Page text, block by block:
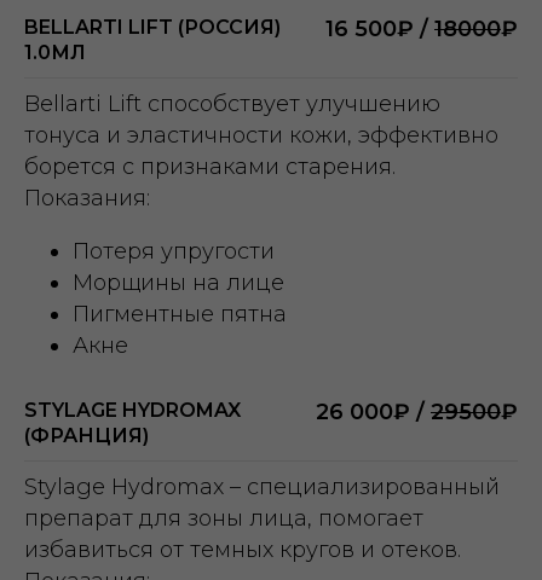
BELLARTI LIFT (РОССИЯ)
1.0МЛ
16 500₽ / 18000₽
Bellarti Lift способствует улучшению
тонуса и эластичности кожи, эффективно
борется с признаками старения.
Показания:
Потеря упругости
Морщины на лице
Пигментные пятна
Акне
STYLAGE HYDROMAX
(ФРАНЦИЯ)
26 000₽ / 29500₽
Stylage Hydromax – специализированный
препарат для зоны лица, помогает
избавиться от темных кругов и отеков.